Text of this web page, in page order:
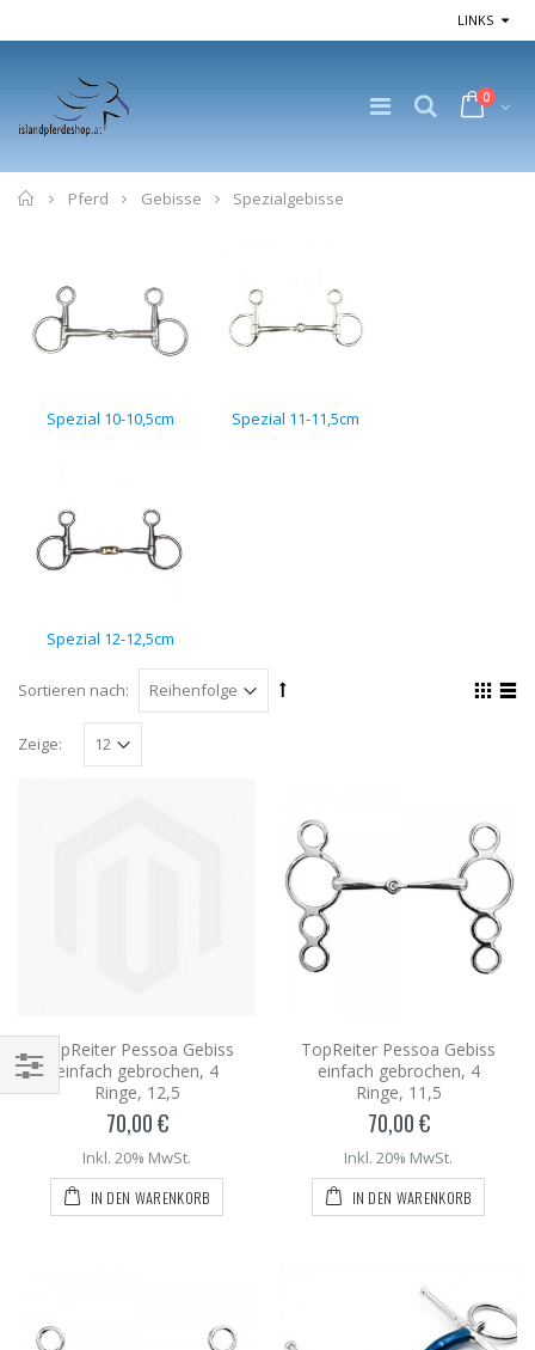
LINKS
0
Home
Pferd Gebisse Spezialgebisse
Spezial 10-10,5cm Spezial 11-11,5cm
Spezial 12-12,5cm
Sortieren nach:
Zeige:
TopReiter Pessoa Gebiss
einfach gebrochen, 4
Ringe, 12,5
70,00 €
Inkl. 20% MwSt.
IN DEN WARENKORB
TopReiter Pessoa Gebiss
einfach gebrochen, 4
Ringe, 11,5
70,00 €
Inkl. 20% MwSt.
IN DEN WARENKORB